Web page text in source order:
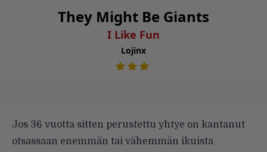
They Might Be Giants
I Like Fun
Lojinx
Jos 36 vuotta sitten perustettu yhtye on kantanut
otsassaan enemmän tai vähemmän ikuista